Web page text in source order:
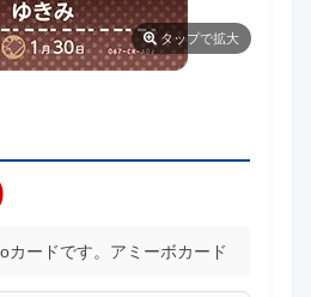
タップで拡大
カードです。アミーボカード